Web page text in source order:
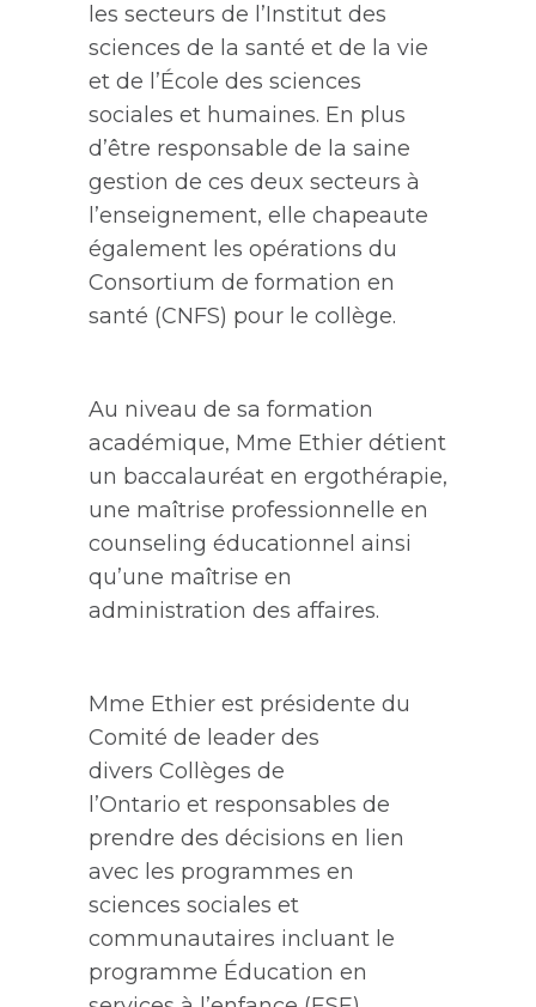
les secteurs de l’Institut des
sciences de la santé et de la vie
et de l’École des sciences
sociales et humaines. En plus
d’être responsable de la saine
gestion de ces deux secteurs à
l’enseignement, elle chapeaute
également les opérations du
Consortium de formation en
santé (CNFS) pour le collège.
Au niveau de sa formation
académique, Mme Ethier détient
un baccalauréat en ergothérapie,
une maîtrise professionnelle en
counseling éducationnel ainsi
qu’une maîtrise en
administration des affaires.
Mme Ethier est présidente du
Comité de leader des
divers Collèges de
l’Ontario et responsables de
prendre des décisions en lien
avec les programmes en
sciences sociales et
communautaires incluant le
programme Éducation en